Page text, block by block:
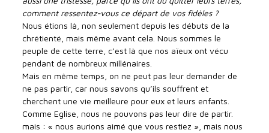
comment ressentez-vous ce départ de vos fidèles ?
Nous étions là, non seulement depuis les débuts de la
chrétienté, mais même avant cela. Nous sommes le
peuple de cette terre, c’est là que nos aïeux ont vécu
pendant de nombreux millénaires.
Mais en même temps, on ne peut pas leur demander de
ne pas partir, car nous savons qu’ils souffrent et
cherchent une vie meilleure pour eux et leurs enfants.
Comme Eglise, nous ne pouvons pas leur dire de partir.
mais : « nous aurions aimé que vous restiez », mais nous